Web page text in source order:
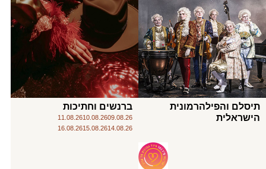
תיסלם והפילהרמונית
הישראלית
ברנשים וחתיכות
09.08.26
10.08.26
11.08.26
14.08.26
15.08.26
16.08.26